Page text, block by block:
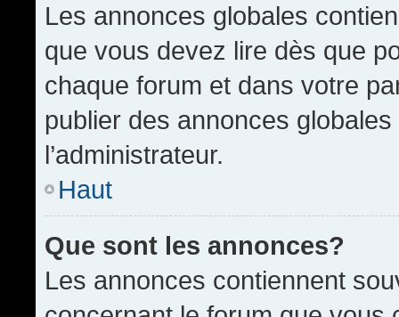
Les annonces globales
que vous devez lire dès que
chaque forum et dans votre
publier des annonces
l’administrateur.
Haut
Que sont les annonces?
Les annonces contiennent